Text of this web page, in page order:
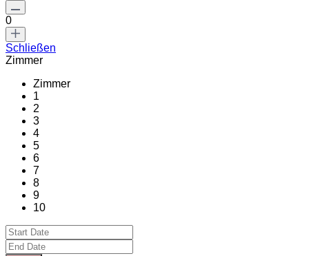
0
Schließen
Zimmer
Zimmer
1
2
3
4
5
6
7
8
9
10